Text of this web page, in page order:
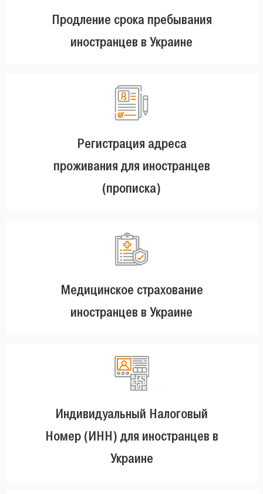
Продление срока пребывания
иностранцев в Украине
Регистрация адреса
проживания для иностранцев
(прописка)
Медицинское страхование
иностранцев в Украине
Индивидуальный Налоговый
Номер (ИНН) для иностранцев в
Украине